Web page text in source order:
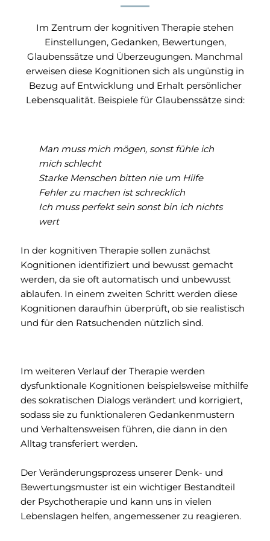
Im Zentrum der kognitiven Therapie stehen
Einstellungen, Gedanken, Bewertungen,
Glaubenssätze und Überzeugungen. Manchmal
erweisen diese Kognitionen sich als ungünstig in
Bezug auf Entwicklung und Erhalt persönlicher
Lebensqualität. Beispiele für Glaubenssätze sind:
Man muss mich mögen, sonst fühle ich
mich schlecht
Starke Menschen bitten nie um Hilfe
Fehler zu machen ist schrecklich
Ich muss perfekt sein sonst bin ich nichts
wert
In der kognitiven Therapie sollen zunächst
Kognitionen identifiziert und bewusst gemacht
werden, da sie oft automatisch und unbewusst
ablaufen. In einem zweiten Schritt werden diese
Kognitionen daraufhin überprüft, ob sie realistisch
und für den Ratsuchenden nützlich sind.
Im weiteren Verlauf der Therapie werden
dysfunktionale Kognitionen beispielsweise mithilfe
des sokratischen Dialogs verändert und korrigiert,
sodass sie zu funktionaleren Gedankenmustern
und Verhaltensweisen führen, die dann in den
Alltag transferiert werden.
Der Veränderungsprozess unserer Denk- und
Bewertungsmuster ist ein wichtiger Bestandteil
der Psychotherapie und kann uns in vielen
Lebenslagen helfen, angemessener zu reagieren.